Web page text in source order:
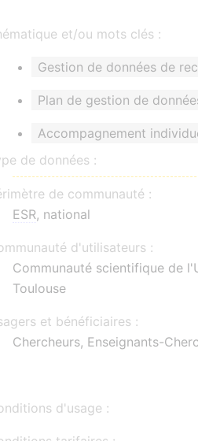
et/ou mots clés :
Gestion de données de
Plan de gestion de
Accompagnement
de données :
de communauté :
ESR, national
d'utilisateurs :
Communauté scientifique de
Toulouse
et bénéficiaires :
Chercheurs, Enseignants-
d'usage :